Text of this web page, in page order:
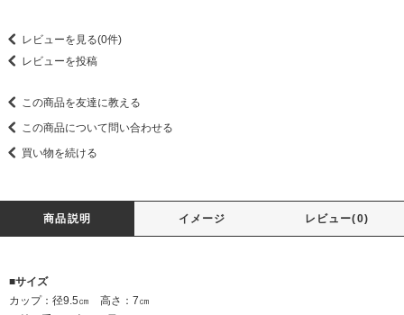
レビューを見る(0件)
レビューを投稿
この商品を友達に教える
この商品について問い合わせる
買い物を続ける
商品説明 イメージ レビュー(0)
■サイズ
カップ：径9.5㎝ 高さ：7㎝